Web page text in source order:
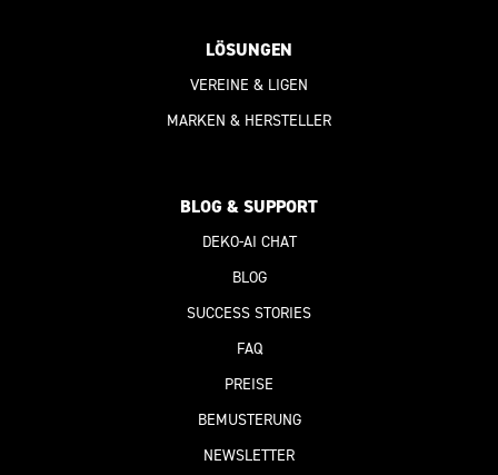
LÖSUNGEN
VEREINE & LIGEN
MARKEN & HERSTELLER
BLOG & SUPPORT
DEKO-AI CHAT
BLOG
SUCCESS STORIES
FAQ
PREISE
BEMUSTERUNG
NEWSLETTER